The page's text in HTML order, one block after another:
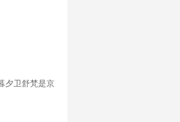
止，却引人
夕卫舒梵是京